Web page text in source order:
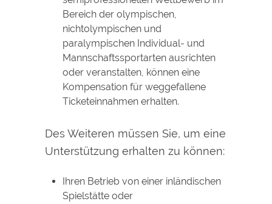
Bereich der olympischen,
nichtolympischen und
paralympischen Individual- und
Mannschaftssportarten ausrichten
oder veranstalten, können eine
Kompensation für weggefallene
Ticketeinnahmen erhalten.
Des Weiteren müssen Sie, um eine
Unterstützung erhalten zu können:
Ihren Betrieb von einer inländischen
Spielstätte oder